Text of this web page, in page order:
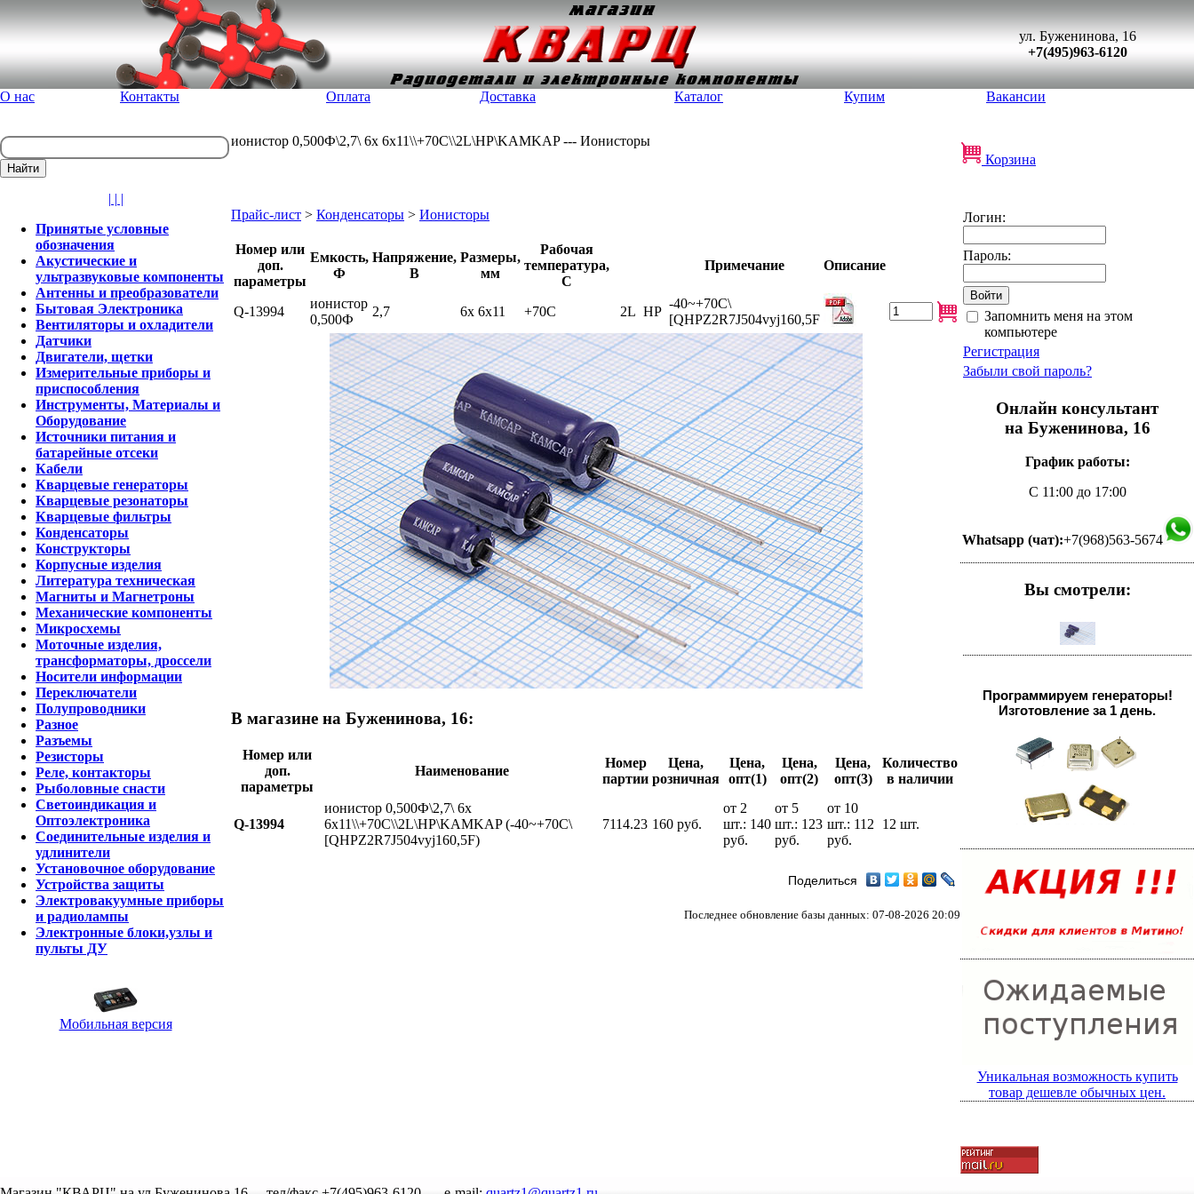
ул. Буженинова, 16
+7(495)963-6120
О нас Контакты Оплата Доставка Каталог Купим Вакансии
ионистор 0,500Ф\2,7\ 6x 6x11\\+70C\\2L\HP\KAMKAP --- Ионисторы
Корзина
| | |
Принятые условные
обозначения
Акустические и
ультразвуковые компоненты
Антенны и преобразователи
Бытовая Электроника
Вентиляторы и охладители
Датчики
Двигатели, щетки
Измерительные приборы и
приспособления
Инструменты, Материалы и
Оборудование
Источники питания и
батарейные отсеки
Кабели
Кварцевые генераторы
Кварцевые резонаторы
Кварцевые фильтры
Конденсаторы
Конструкторы
Корпусные изделия
Литература техническая
Магниты и Магнетроны
Механические компоненты
Микросхемы
Моточные изделия,
трансформаторы, дроссели
Носители информации
Переключатели
Полупроводники
Разное
Разъемы
Резисторы
Реле, контакторы
Рыболовные снасти
Светоиндикация и
Оптоэлектроника
Соединительные изделия и
удлинители
Установочное оборудование
Устройства защиты
Электровакуумные приборы
и радиолампы
Электронные блоки,узлы и
пульты ДУ
Мобильная версия
Прайс-лист > Конденсаторы > Ионисторы
Номер или
доп.
параметры
Емкость,
Ф
Напряжение,
В
Размеры,
мм
Рабочая
температура,
С
Примечание Описание
Q-13994
ионистор
0,500Ф
2,7 6x 6x11 +70C 2L HP
-40~+70C\
[QHPZ2R7J504vyj160,5F
В магазине на Буженинова, 16:
Номер или
доп.
параметры
Наименование
Номер
партии
Цена,
розничная
Цена,
опт(1)
Цена,
опт(2)
Цена,
опт(3)
Количество
в наличии
Q-13994
ионистор 0,500Ф\2,7\ 6x
6x11\\+70C\\2L\HP\KAMKAP (-40~+70C\
[QHPZ2R7J504vyj160,5F)
7114.23 160 руб.
от 2
шт.: 140
руб.
от 5
шт.: 123
руб.
от 10
шт.: 112
руб.
12 шт.
Поделиться
Последнее обновление базы данных: 07-08-2026 20:09
Логин:
Пароль:
Запомнить меня на этом
компьютере
Регистрация
Забыли свой пароль?
Онлайн консультант
на Буженинова, 16
График работы:
С 11:00 до 17:00
Whatsapp (чат):+7(968)563-5674
Вы смотрели:
Программируем генераторы!
Изготовление за 1 день.
Уникальная возможность купить
товар дешевле обычных цен.